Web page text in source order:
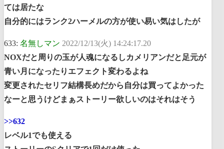
ては居たな
自分的にはランク2ハーメルの方が使い易い気はしたが
633: 名無しマン 2022/12/13(火) 14:24:17.20
NOXだと周りの玉が人魂になるしカメリアンだと足元が
青い月になったりエフェクト変わるよね
変更されたセリフ結構長めだから自分は買ってよかった
なーと思うけどまぁストーリー欲しいのはそれはそう
>>632
レベル1でも使える